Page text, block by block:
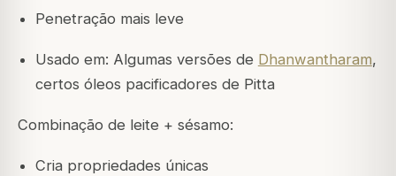
Penetração mais leve
Usado em: Algumas versões de Dhanwantharam,
certos óleos pacificadores de Pitta
Combinação de leite + sésamo:
Cria propriedades únicas